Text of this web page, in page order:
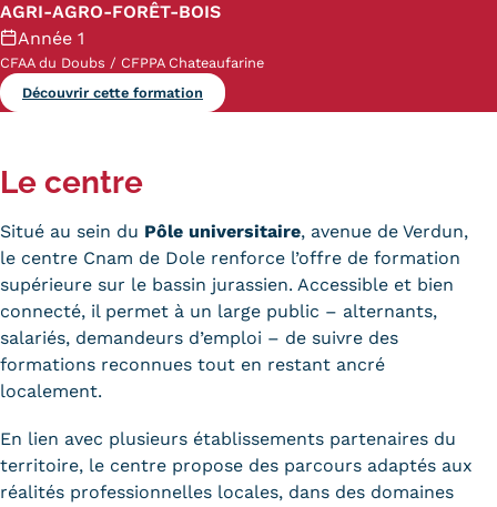
AGRI-AGRO-FORÊT-BOIS
Année 1
CFAA du Doubs / CFPPA Chateaufarine
Découvrir cette formation
Le centre
Situé au sein du Pôle universitaire, avenue de Verdun,
le centre Cnam de Dole renforce l’offre de formation
supérieure sur le bassin jurassien. Accessible et bien
connecté, il permet à un large public – alternants,
salariés, demandeurs d’emploi – de suivre des
formations reconnues tout en restant ancré
localement.
En lien avec plusieurs établissements partenaires du
territoire, le centre propose des parcours adaptés aux
réalités professionnelles locales, dans des domaines